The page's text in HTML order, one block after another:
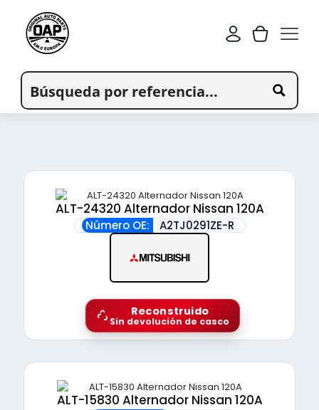
ALT-24320 Alternador Nissan 120A
Número OE: A2TJ0291ZE-R
Reconstruido
Sin devolución de casco
ALT-15830 Alternador Nissan 120A